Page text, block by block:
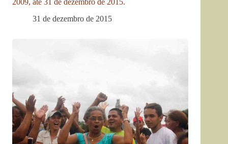
2009, até 31 de dezembro de 2015.
31 de dezembro de 2015